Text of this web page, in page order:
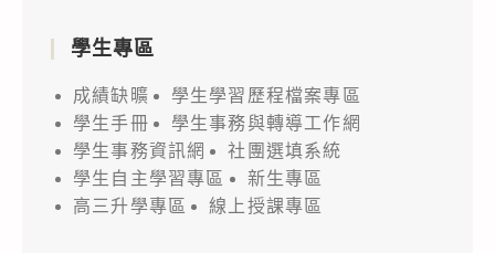
學生專區
成績缺曠
學生學習歷程檔案專區
學生手冊
學生事務與轉導工作網
學生事務資訊網
社團選填系統
學生自主學習專區
新生專區
高三升學專區
線上授課專區